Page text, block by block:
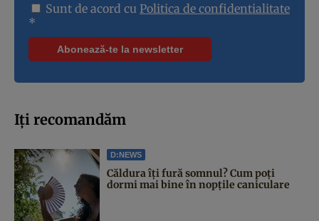
Sunt de acord cu Politica de confidentialitate
*
Iți recomandăm
D:NEWS
Căldura îți fură somnul? Cum poți
dormi mai bine în nopțile caniculare